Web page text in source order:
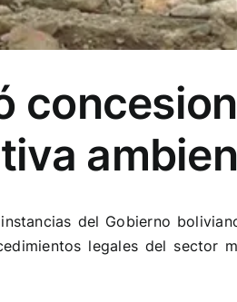
del Gobierno
legales del sector